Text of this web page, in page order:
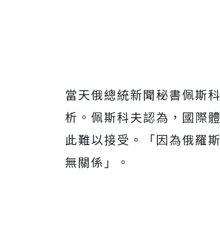
當天俄總統新聞秘書佩斯
析。佩斯科夫認為，國際
此難以接受。「因為俄羅
無關係」。